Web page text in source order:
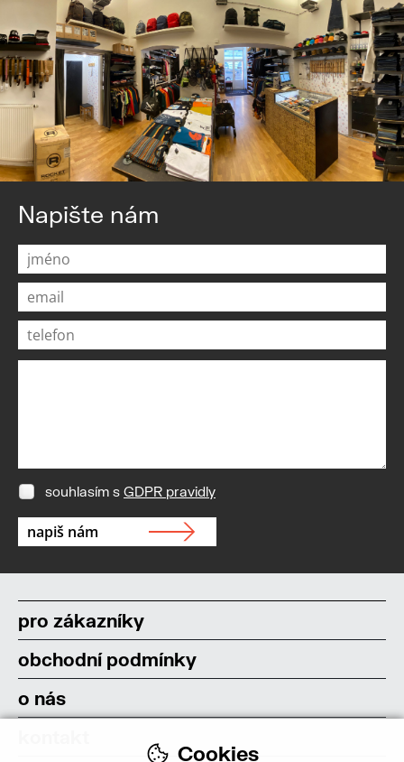
Napište nám
souhlasím s GDPR pravidly
pro zákazníky
obchodní podmínky
o nás
Cookies